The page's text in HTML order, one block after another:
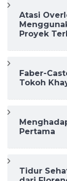
Atasi
Proyek
Faber-
Tokoh
Pertama
Tidur